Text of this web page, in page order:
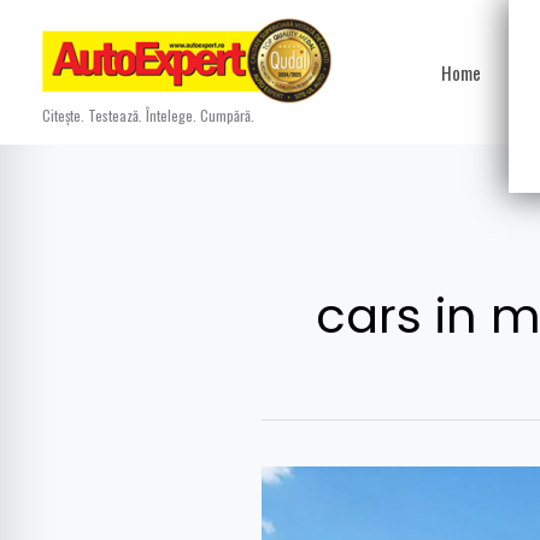
content
Citește. Testează. Întelege. Cumpără.
Home
cars in
Țiriac
Collection